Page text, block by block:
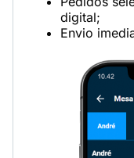
digital;
Envio